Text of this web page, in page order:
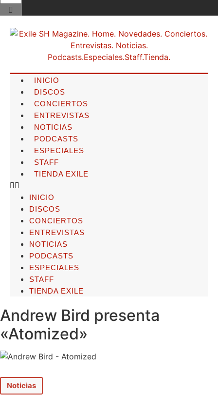
INICIO
DISCOS
CONCIERTOS
ENTREVISTAS
NOTICIAS
PODCASTS
ESPECIALES
STAFF
TIENDA EXILE
INICIO
DISCOS
CONCIERTOS
ENTREVISTAS
NOTICIAS
PODCASTS
ESPECIALES
STAFF
TIENDA EXILE
Andrew Bird presenta
«Atomized»
Noticias